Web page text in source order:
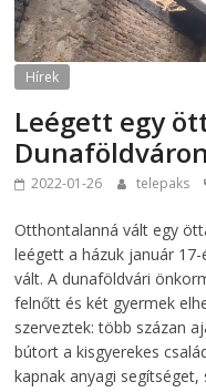
Hírek
Leégett egy
Dunaföldváron
2022-01-26 telepaks
Otthontalanná vált egy
leégett a házuk január
vált. A dunaföldvári
felnőtt és két gyermek
szerveztek: több százan
bútort a kisgyerekes
kapnak anyagi